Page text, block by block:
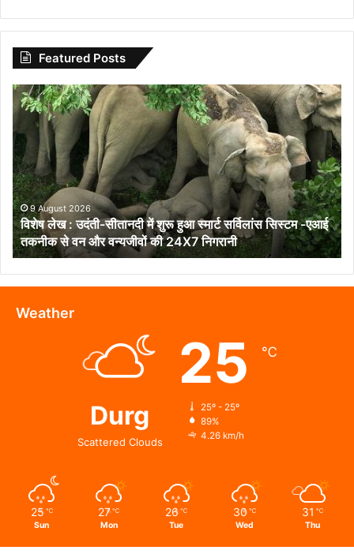
Featured Posts
विशेष
लेख
उदंती-
सीतानदी
में
शुरू
हुआ
स्मार्ट
सर्विलांस
सिस्टम
-एआई
तकनीक
से
9 August 2026
विशेष लेख : उदंती-सीतानदी में शुरू हुआ स्मार्ट सर्विलांस सिस्टम -एआई
तकनीक से वन और वन्यजीवों की 24X7 निगरानी
Weather
Durg
Scattered Clouds
25 ℃
25º - 25º
89%
4.26 km/h
25 ℃
Sun
27 ℃
Mon
26 ℃
Tue
30 ℃
Wed
31 ℃
Thu